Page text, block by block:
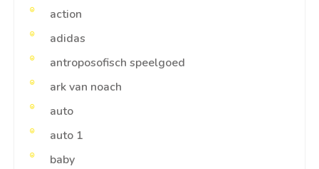
action
adidas
antroposofisch speelgoed
ark van noach
auto
auto 1
baby